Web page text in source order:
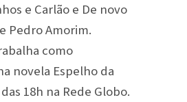
e Carlão e De novo
Pedro Amorim.
como
novela Espelho da
18h na Rede Globo.